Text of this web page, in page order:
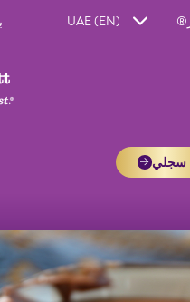
UAE (EN)
سجلي